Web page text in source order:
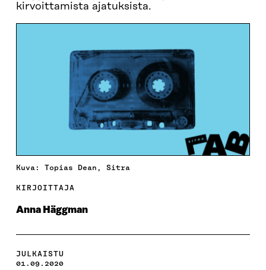
kirvoittamista ajatuksista.
Kuva: Topias Dean, Sitra
KIRJOITTAJA
Anna Häggman
JULKAISTU
01.09.2020